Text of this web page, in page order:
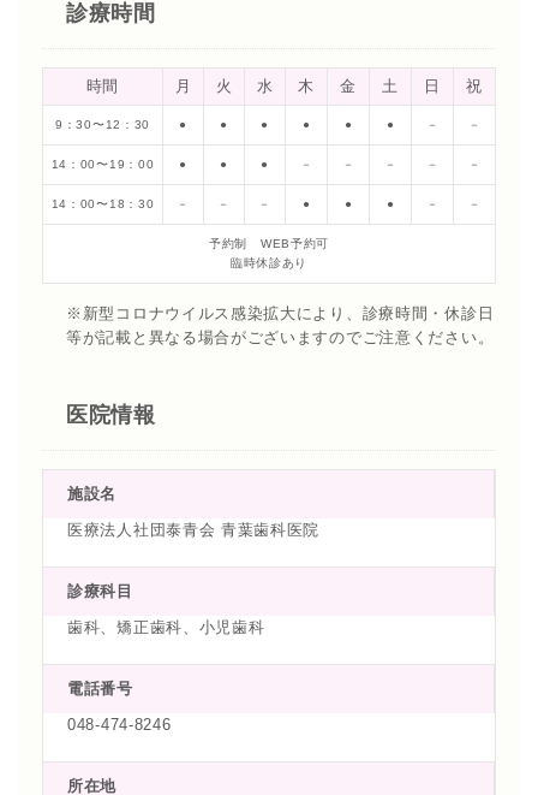
診療時間
時間 月 火 水 木 金 土 日 祝
9：30〜12：30 ● ● ● ● ● ● － －
14：00〜19：00 ● ● ● － － － － －
14：00〜18：30 － － － ● ● ● － －
予約制 WEB予約可
臨時休診あり
※新型コロナウイルス感染拡大により、診療時間・休診日
等が記載と異なる場合がございますのでご注意ください。
医院情報
施設名
医療法人社団泰青会 青葉歯科医院
診療科目
歯科、矯正歯科、小児歯科
電話番号
048-474-8246
所在地